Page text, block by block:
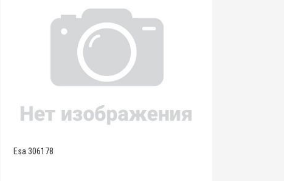
Esa 306178